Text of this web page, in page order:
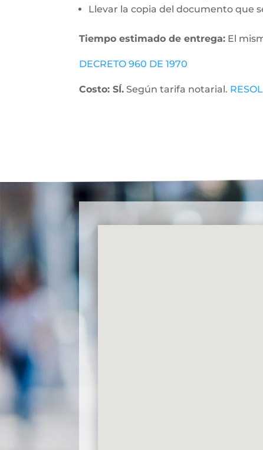
Llevar la copia del documento que
Tiempo estimado de entrega: El
DECRETO 960 DE 1970
Costo: SÍ. Según tarifa notarial.